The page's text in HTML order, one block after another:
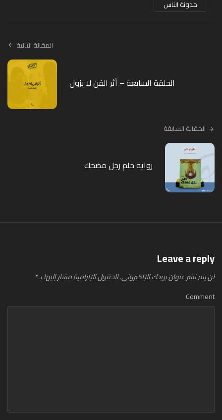
مدونة الناس
المقالة التالية
الحلقة السابعة – أثر الفن لا يزول
المقالة السابقة
رواية حلم رجل مضحك
Leave a reply
لن يتم نشر عنوان بريدك الإلكتروني.الحقول الإلزامية مشار إليها بـ*
Comment